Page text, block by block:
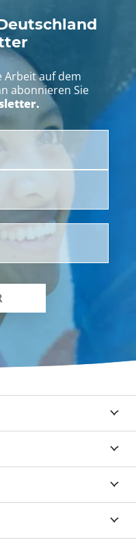
Arbeit auf dem
abonnieren Sie